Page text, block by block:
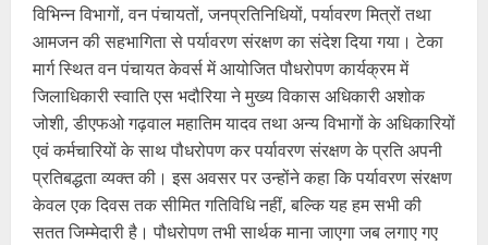
विभिन्न विभागों, वन पंचायतों, जनप्रतिनिधियों, पर्यावरण मित्रों तथा
आमजन की सहभागिता से पर्यावरण संरक्षण का संदेश दिया गया। टेका
मार्ग स्थित वन पंचायत केवर्स में आयोजित पौधरोपण कार्यक्रम में
जिलाधिकारी स्वाति एस भदौरिया ने मुख्य विकास अधिकारी अशोक
जोशी, डीएफओ गढ़वाल महातिम यादव तथा अन्य विभागों के अधिकारियों
एवं कर्मचारियों के साथ पौधरोपण कर पर्यावरण संरक्षण के प्रति अपनी
प्रतिबद्धता व्यक्त की। इस अवसर पर उन्होंने कहा कि पर्यावरण संरक्षण
केवल एक दिवस तक सीमित गतिविधि नहीं, बल्कि यह हम सभी की
सतत जिम्मेदारी है। पौधरोपण तभी सार्थक माना जाएगा जब लगाए गए